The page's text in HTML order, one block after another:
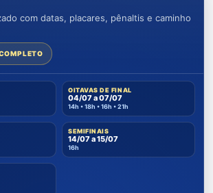
com datas, placares, pênaltis e caminho
OITAVAS DE FINAL
04/07 a 07/07
14h • 18h • 16h • 21h
SEMIFINAIS
14/07 a 15/07
16h